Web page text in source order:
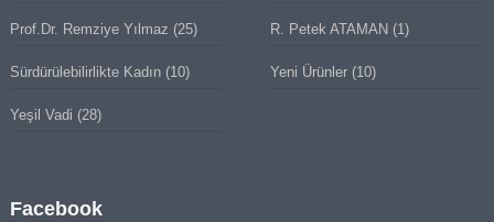
Prof.Dr. Remziye Yılmaz (25) R. Petek ATAMAN (1)
Sürdürülebilirlikte Kadın(10) Yeni Ürünler (10)
Yeşil Vadi (28)
Facebook